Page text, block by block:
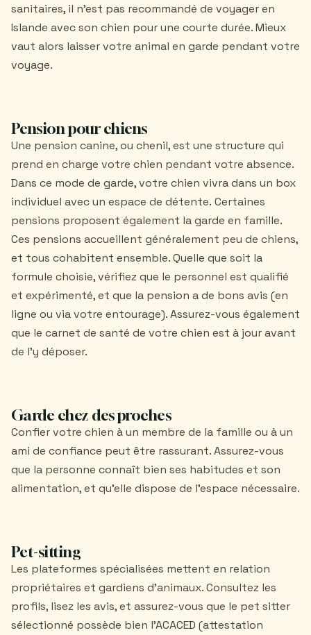
sanitaires, il n’est pas recommandé de voyager en
Islande avec son chien pour une courte durée. Mieux
vaut alors laisser votre animal en garde pendant votre
voyage.
Pension pour chiens
Une pension canine, ou chenil, est une structure qui
prend en charge votre chien pendant votre absence.
Dans ce mode de garde, votre chien vivra dans un box
individuel avec un espace de détente. Certaines
pensions proposent également la garde en famille.
Ces pensions accueillent généralement peu de chiens,
et tous cohabitent ensemble. Quelle que soit la
formule choisie, vérifiez que le personnel est qualifié
et expérimenté, et que la pension a de bons avis (en
ligne ou via votre entourage). Assurez-vous également
que le carnet de santé de votre chien est à jour avant
de l’y déposer.
Garde chez des proches
Confier votre chien à un membre de la famille ou à un
ami de confiance peut être rassurant. Assurez-vous
que la personne connaît bien ses habitudes et son
alimentation, et qu’elle dispose de l’espace nécessaire.
Pet-sitting
Les plateformes spécialisées mettent en relation
propriétaires et gardiens d’animaux. Consultez les
profils, lisez les avis, et assurez-vous que le pet sitter
sélectionné possède bien l’ACACED (attestation